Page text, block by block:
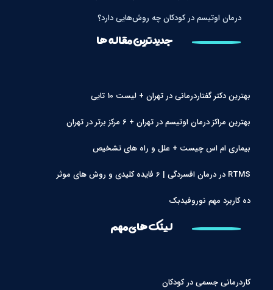
درمان اوتیسم در کودکان چه روش‌هایی دارد؟
جدیدترین مقاله ها
بهترین دکتر گفتاردرمانی در تهران + لیست 10 تایی
بهترین مراکز درمان اوتیسم در تهران + 6 مرکز برتر در تهران
بیماری ام اس چیست + علل و راه های تشخیص
RTMS در درمان افسردگی | 6 فایده کلیدی و روش های موثر
ده کاربرد مهم نوروفیدبک
لینک های مهم
کاردرمانی جسمی در کودکان